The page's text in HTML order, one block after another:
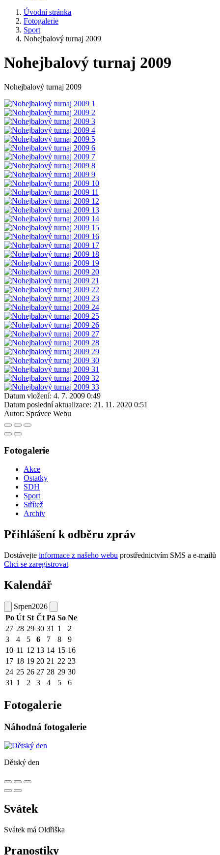
Úvodní stránka
Fotogalerie
Sport
Nohejbalový turnaj 2009
Nohejbalový turnaj 2009
Nohejbalový turnaj 2009
Datum vložení: 4. 7. 2009 0:49
Datum poslední aktualizace: 21. 11. 2020 0:51
Autor: Správce Webu
Fotogalerie
Akce
Ostatky
SDH
Sport
Střítež
Archiv
Přihlášení k odběru zpráv
Dostávejte informace z našeho webu prostřednictvím SMS a e-mailů
Chci se zaregistrovat
Kalendář
Srpen2026
Po Út St Čt Pá So Ne
27 28 29 30 31 1
2
3
4 5 6 7 8
9
10 11 12 13 14 15 16
17 18 19 20 21 22 23
24 25 26 27 28 29 30
31 1 2 3 4 5 6
Fotogalerie
Náhodná fotogalerie
Dětský den
Svátek
Svátek má Oldřiška
Pranostiky